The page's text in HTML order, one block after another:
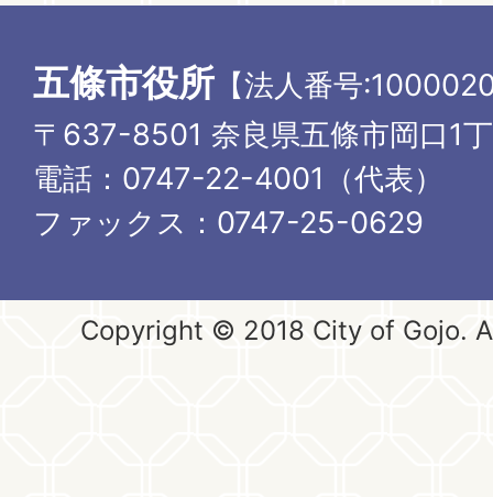
五條市役所 【法人番号
〒637-8501 奈良県五條市岡口1
電話：0747-22-4001（代表）
ファックス：0747-25-0629
Copyright © 2018 City of Gojo.